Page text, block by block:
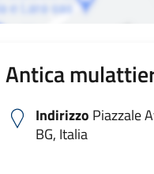
Antica
Indirizzo Piazzale
BG, Italia